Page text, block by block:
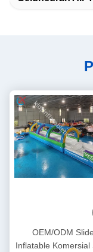
OEM/ODM
Inflatable Komersial